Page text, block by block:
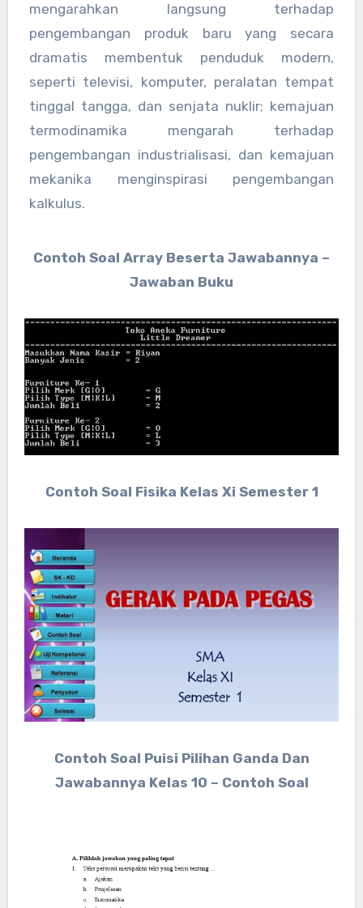
mengarahkan langsung terhadap
pengembangan produk baru yang secara
dramatis membentuk penduduk modern,
seperti televisi, komputer, peralatan tempat
tinggal tangga, dan senjata nuklir; kemajuan
termodinamika mengarah terhadap
pengembangan industrialisasi, dan kemajuan
mekanika menginspirasi pengembangan
kalkulus.
Contoh Soal Array Beserta Jawabannya –
Jawaban Buku
Contoh Soal Fisika Kelas Xi Semester 1
Contoh Soal Puisi Pilihan Ganda Dan
Jawabannya Kelas 10 – Contoh Soal